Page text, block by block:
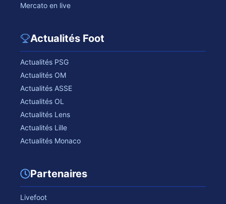
Mercato en live
Actualités Foot
Actualités PSG
Actualités OM
Actualités ASSE
Actualités OL
Actualités Lens
Actualités Lille
Actualités Monaco
Partenaires
Livefoot